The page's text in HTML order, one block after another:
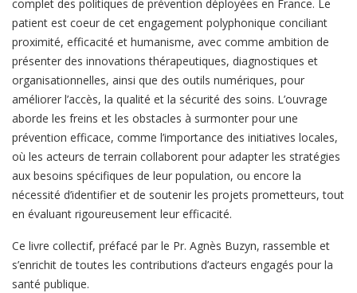
complet des politiques de prévention déployées en France. Le
patient est coeur de cet engagement polyphonique conciliant
proximité, efficacité et humanisme, avec comme ambition de
présenter des innovations thérapeutiques, diagnostiques et
organisationnelles, ainsi que des outils numériques, pour
améliorer l’accès, la qualité et la sécurité des soins. L’ouvrage
aborde les freins et les obstacles à surmonter pour une
prévention efficace, comme l’importance des initiatives locales,
où les acteurs de terrain collaborent pour adapter les stratégies
aux besoins spécifiques de leur population, ou encore la
nécessité d’identifier et de soutenir les projets prometteurs, tout
en évaluant rigoureusement leur efficacité.
Ce livre collectif, préfacé par le Pr. Agnès Buzyn, rassemble et
s’enrichit de toutes les contributions d’acteurs engagés pour la
santé publique.